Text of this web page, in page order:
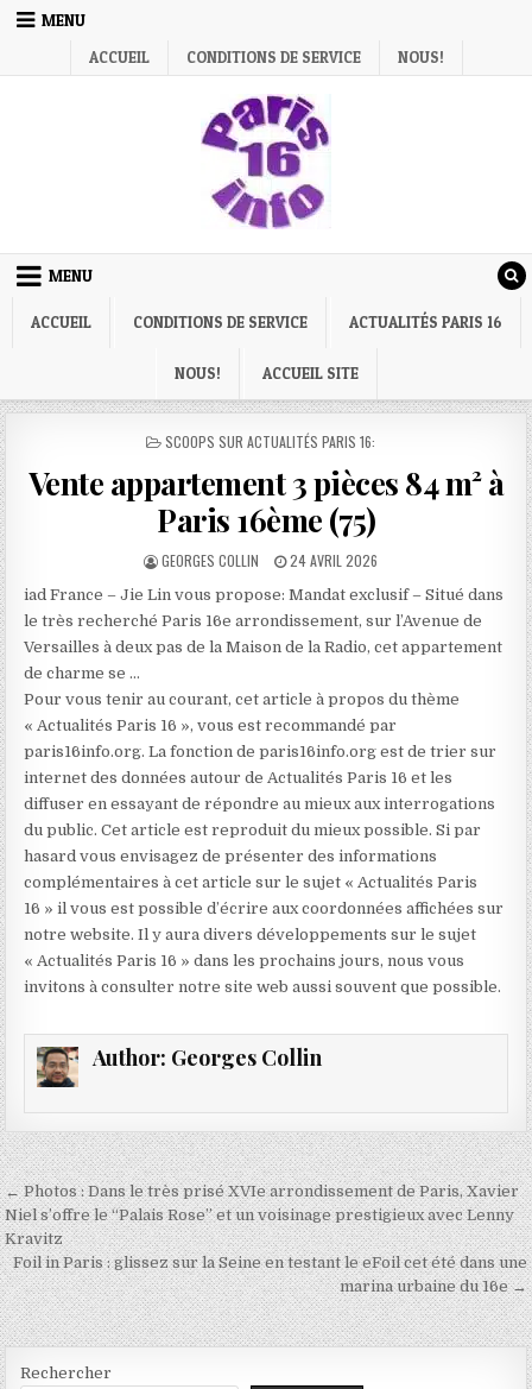
Skip
MENU
ACCUEIL
CONDITIONS DE SERVICE NOUS!
MENU
ACCUEIL CONDITIONS DE SERVICE ACTUALITÉS PARIS 16
NOUS! ACCUEIL SITE
POSTED
SCOOPS SUR ACTUALITÉS PARIS 16:
Vente appartement 3 pièces 84 m² à
Paris 16ème (75)
AUTHOR:
GEORGES COLLIN
PUBLISHED
24 AVRIL 2026
iad France – Jie Lin vous propose: Mandat exclusif – Situé dans
le très recherché Paris 16e arrondissement, sur l’Avenue de
Versailles à deux pas de la Maison de la Radio, cet appartement
de charme se …
Pour vous tenir au courant, cet article à propos du thème
« Actualités Paris 16 », vous est recommandé par
paris16info.org. La fonction de paris16info.org est de trier sur
internet des données autour de Actualités Paris 16 et les
diffuser en essayant de répondre au mieux aux interrogations
du public. Cet article est reproduit du mieux possible. Si par
hasard vous envisagez de présenter des informations
complémentaires à cet article sur le sujet « Actualités Paris
16 » il vous est possible d’écrire aux coordonnées affichées sur
notre website. Il y aura divers développements sur le sujet
« Actualités Paris 16 » dans les prochains jours, nous vous
invitons à consulter notre site web aussi souvent que possible.
Author: Georges Collin
Navigation
de
l’article
← Photos : Dans le très prisé XVIe arrondissement de Paris, Xavier
Niel s’offre le “Palais Rose” et un voisinage prestigieux avec Lenny
Kravitz
Foil in Paris : glissez sur la Seine en testant le eFoil cet été dans une
marina urbaine du 16e →
Rechercher